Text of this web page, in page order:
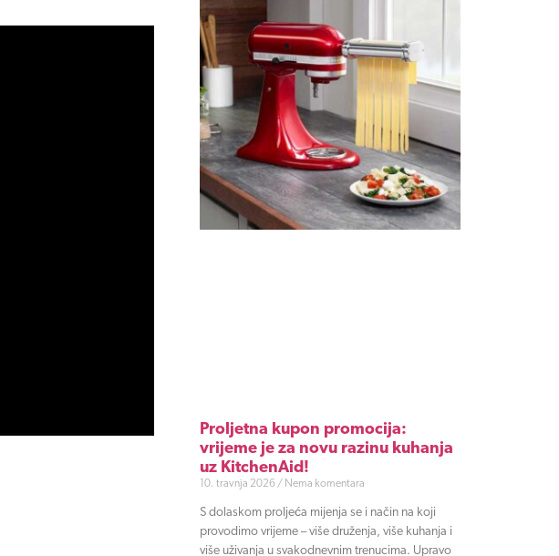
Proljetna kupon promocija:
vrijeme je za novu razinu kuhanja
uz KitchenAid!
10. travnja 2026 Nema komentara
S dolaskom proljeća mijenja se i način na koji
provodimo vrijeme – više druženja, više kuhanja i
više uživanja u svakodnevnim trenucima. Upravo